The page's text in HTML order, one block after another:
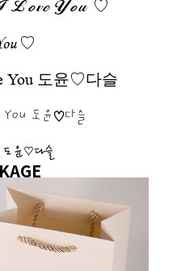
Love You ♡
♡
You 도윤♡다슬
도윤♡다슬
윤♡다슬